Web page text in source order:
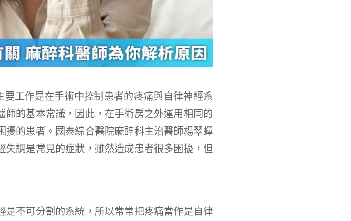
要工作是在手術中控制患者的疼痛與自律神經系
的基本常識，因此，在手術房之外運用相同的
的患者。國泰綜合醫院麻醉科主治醫師楊翠蟬
調是常見的症狀，雖然造成患者很多困擾，但
不可分割的系統，所以常常把疼痛當作是自律